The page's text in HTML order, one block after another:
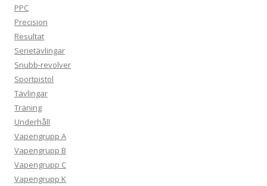
PPC
Precision
Resultat
Serietävlingar
Snubb-revolver
Sportpistol
Tävlingar
Träning
Underhåll
Vapengrupp A
Vapengrupp B
Vapengrupp C
Vapengrupp K